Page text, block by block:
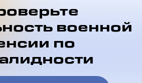
военной
по